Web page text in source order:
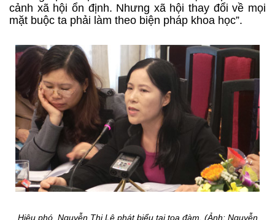
cảnh xã hội ổn định. Nhưng xã hội thay đổi về mọi
mặt buộc ta phải làm theo biện pháp khoa học”.
Hiệu phó Nguyễn Thị Lê phát biểu tại tọa đàm. (Ảnh: Nguyễn